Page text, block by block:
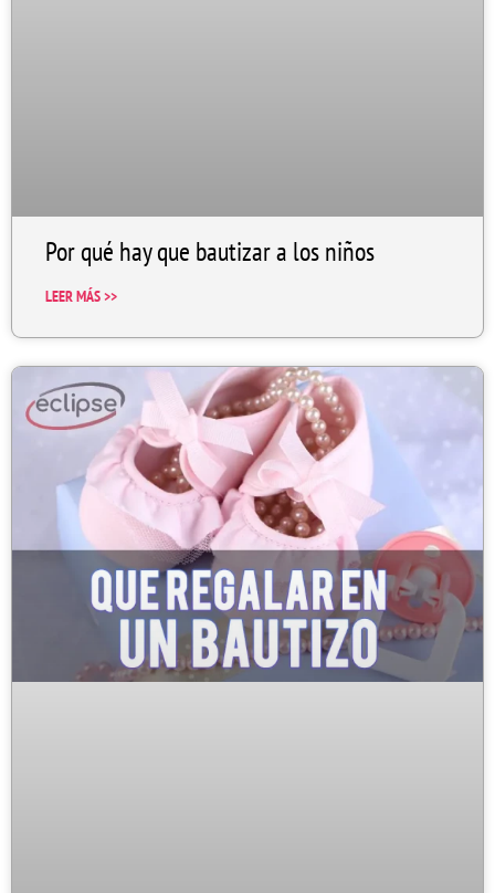
Por qué hay que bautizar a los niños
LEER MÁS >>